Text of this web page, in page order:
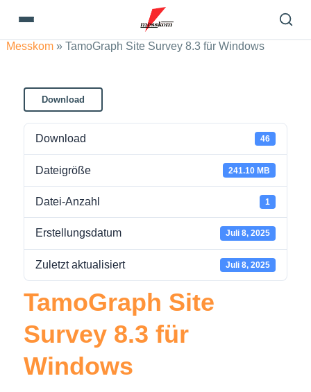
Messkom » TamoGraph Site Survey 8.3 für Windows
Download
Download 46
Dateigröße 241.10 MB
Datei-Anzahl 1
Erstellungsdatum Juli 8, 2025
Zuletzt aktualisiert Juli 8, 2025
TamoGraph Site
Survey 8.3 für
Windows